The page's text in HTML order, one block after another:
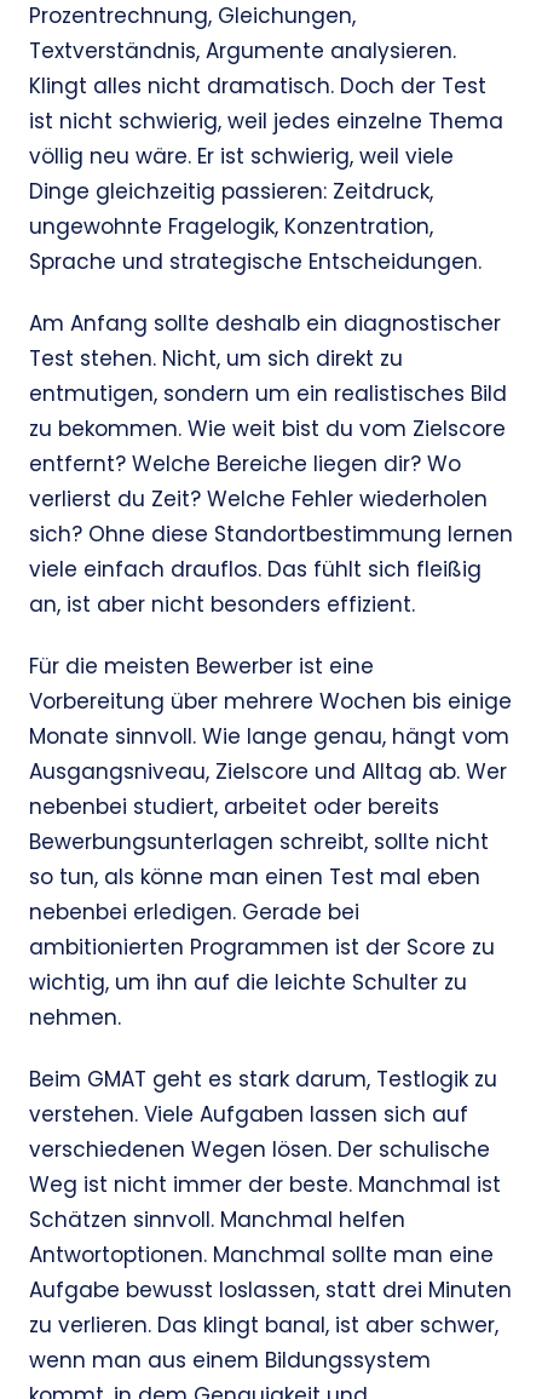
Prozentrechnung, Gleichungen,
Textverständnis, Argumente analysieren.
Klingt alles nicht dramatisch. Doch der Test
ist nicht schwierig, weil jedes einzelne Thema
völlig neu wäre. Er ist schwierig, weil viele
Dinge gleichzeitig passieren: Zeitdruck,
ungewohnte Fragelogik, Konzentration,
Sprache und strategische Entscheidungen.
Am Anfang sollte deshalb ein diagnostischer
Test stehen. Nicht, um sich direkt zu
entmutigen, sondern um ein realistisches Bild
zu bekommen. Wie weit bist du vom Zielscore
entfernt? Welche Bereiche liegen dir? Wo
verlierst du Zeit? Welche Fehler wiederholen
sich? Ohne diese Standortbestimmung lernen
viele einfach drauflos. Das fühlt sich fleißig
an, ist aber nicht besonders effizient.
Für die meisten Bewerber ist eine
Vorbereitung über mehrere Wochen bis einige
Monate sinnvoll. Wie lange genau, hängt vom
Ausgangsniveau, Zielscore und Alltag ab. Wer
nebenbei studiert, arbeitet oder bereits
Bewerbungsunterlagen schreibt, sollte nicht
so tun, als könne man einen Test mal eben
nebenbei erledigen. Gerade bei
ambitionierten Programmen ist der Score zu
wichtig, um ihn auf die leichte Schulter zu
nehmen.
Beim GMAT geht es stark darum, Testlogik zu
verstehen. Viele Aufgaben lassen sich auf
verschiedenen Wegen lösen. Der schulische
Weg ist nicht immer der beste. Manchmal ist
Schätzen sinnvoll. Manchmal helfen
Antwortoptionen. Manchmal sollte man eine
Aufgabe bewusst loslassen, statt drei Minuten
zu verlieren. Das klingt banal, ist aber schwer,
wenn man aus einem Bildungssystem